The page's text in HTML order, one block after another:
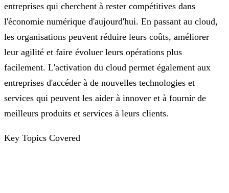
entreprises qui cherchent à rester compétitives dans
l'économie numérique d'aujourd'hui. En passant au cloud,
les organisations peuvent réduire leurs coûts, améliorer
leur agilité et faire évoluer leurs opérations plus
facilement. L'activation du cloud permet également aux
entreprises d'accéder à de nouvelles technologies et
services qui peuvent les aider à innover et à fournir de
meilleurs produits et services à leurs clients.
Key Topics Covered